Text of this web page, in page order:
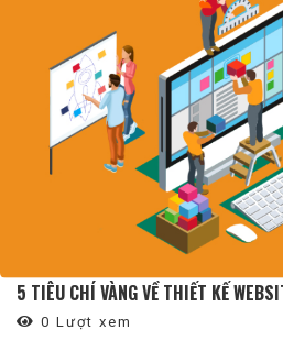
5 TIÊU CHÍ VÀNG VỀ THIẾT KẾ
0 Lượt xem